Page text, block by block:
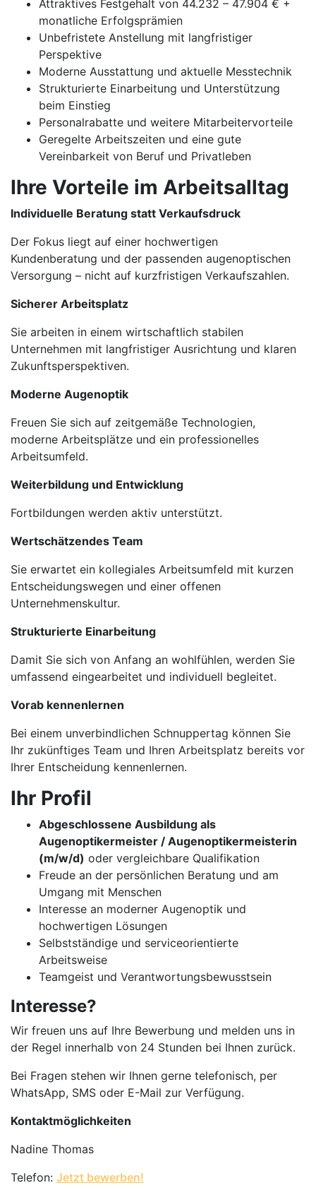
Attraktives Festgehalt von 44.232 – 47.904 € +
monatliche Erfolgsprämien
Unbefristete Anstellung mit langfristiger
Perspektive
Moderne Ausstattung und aktuelle Messtechnik
Strukturierte Einarbeitung und Unterstützung
beim Einstieg
Personalrabatte und weitere Mitarbeitervorteile
Geregelte Arbeitszeiten und eine gute
Vereinbarkeit von Beruf und Privatleben
Ihre Vorteile im Arbeitsalltag
Individuelle Beratung statt Verkaufsdruck
Der Fokus liegt auf einer hochwertigen
Kundenberatung und der passenden augenoptischen
Versorgung – nicht auf kurzfristigen Verkaufszahlen.
Sicherer Arbeitsplatz
Sie arbeiten in einem wirtschaftlich stabilen
Unternehmen mit langfristiger Ausrichtung und klaren
Zukunftsperspektiven.
Moderne Augenoptik
Freuen Sie sich auf zeitgemäße Technologien,
moderne Arbeitsplätze und ein professionelles
Arbeitsumfeld.
Weiterbildung und Entwicklung
Fortbildungen werden aktiv unterstützt.
Wertschätzendes Team
Sie erwartet ein kollegiales Arbeitsumfeld mit kurzen
Entscheidungswegen und einer offenen
Unternehmenskultur.
Strukturierte Einarbeitung
Damit Sie sich von Anfang an wohlfühlen, werden Sie
umfassend eingearbeitet und individuell begleitet.
Vorab kennenlernen
Bei einem unverbindlichen Schnuppertag können Sie
Ihr zukünftiges Team und Ihren Arbeitsplatz bereits vor
Ihrer Entscheidung kennenlernen.
Ihr Profil
Abgeschlossene Ausbildung als
Augenoptikermeister / Augenoptikermeisterin
(m/w/d) oder vergleichbare Qualifikation
Freude an der persönlichen Beratung und am
Umgang mit Menschen
Interesse an moderner Augenoptik und
hochwertigen Lösungen
Selbstständige und serviceorientierte
Arbeitsweise
Teamgeist und Verantwortungsbewusstsein
Interesse?
Wir freuen uns auf Ihre Bewerbung und melden uns in
der Regel innerhalb von 24 Stunden bei Ihnen zurück.
Bei Fragen stehen wir Ihnen gerne telefonisch, per
WhatsApp, SMS oder E-Mail zur Verfügung.
Kontaktmöglichkeiten
Nadine Thomas
Telefon: Jetzt bewerben!